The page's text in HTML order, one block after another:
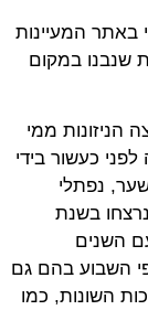
המעיינות
שנבנו במקום
הניזונות ממי
כעשור בידי
נפתלי
בשנת
השנים
השבוע בהם גם
השונות, כמו